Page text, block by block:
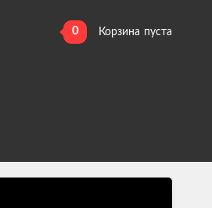
0 Корзина пуста